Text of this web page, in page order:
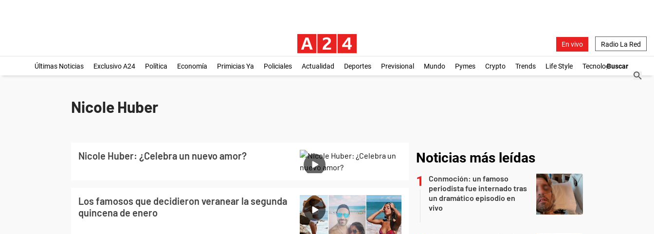
En vivo Radio La Red
Últimas Noticias Exclusivo A24 Política Economía Primicias Ya Policiales Actualidad Deportes Previsional Mundo Pymes Crypto Trends Life Style Tecnología
Nicole Huber
Nicole Huber: ¿Celebra un nuevo amor?
Los famosos que decidieron veranear la segunda
quincena de enero
Noticias más leídas
Conmoción: un famoso
periodista fue internado tras
un dramático episodio en
vivo